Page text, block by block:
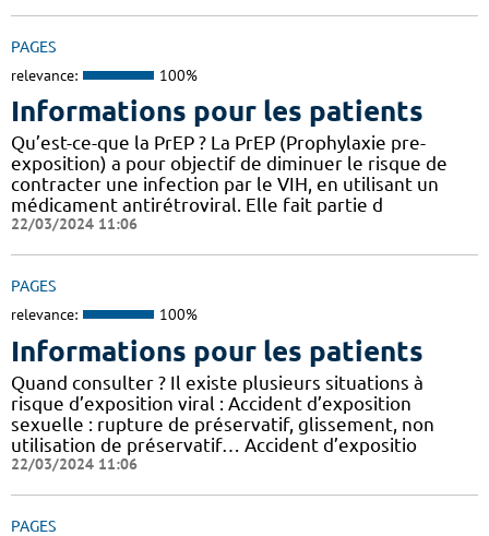
PAGES
relevance: 100%
Informations pour les patients
Qu’est-ce-que la PrEP ? La PrEP (Prophylaxie pre-
exposition) a pour objectif de diminuer le risque de
contracter une infection par le VIH, en utilisant un
médicament antirétroviral. Elle fait partie d
22/03/2024 11:06
PAGES
relevance: 100%
Informations pour les patients
Quand consulter ? Il existe plusieurs situations à
risque d’exposition viral : Accident d’exposition
sexuelle : rupture de préservatif, glissement, non
utilisation de préservatif… Accident d’expositio
22/03/2024 11:06
PAGES